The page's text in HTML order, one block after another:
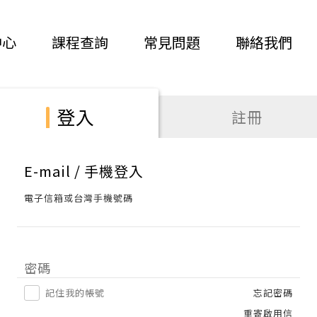
課程查詢 常見問題 聯絡我們
登入 註冊
E-mail / 手機登入
電子信箱或台灣手機號碼
密碼
記住我的帳號
忘記密碼
重寄啟用信